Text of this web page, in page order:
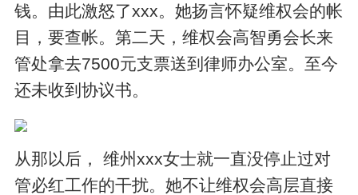
钱。由此激怒了xxx。她扬言怀疑维权会的帐
目，要查帐。第二天，维权会高智勇会长来
管处拿去7500元支票送到律师办公室。至今
还未收到协议书。
从那以后， 维州xxx女士就一直没停止过对
管必红工作的干扰。她不让维权会高层直接